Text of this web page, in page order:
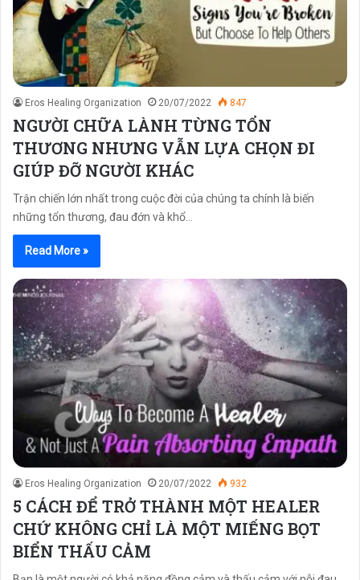
Eros Healing Organization 20/07/2022 847
NGƯỜI CHỮA LÀNH TỪNG TỔN
THƯƠNG NHƯNG VẪN LỰA CHỌN ĐI
GIÚP ĐỠ NGƯỜI KHÁC
Trận chiến lớn nhất trong cuộc đời của chúng ta chính là biến
những tổn thương, đau đớn và khổ…
Read More »
Eros Healing Organization 20/07/2022 932
5 CÁCH ĐỂ TRỞ THÀNH MỘT HEALER
CHỨ KHÔNG CHỈ LÀ MỘT MIẾNG BỌT
BIỂN THẤU CẢM